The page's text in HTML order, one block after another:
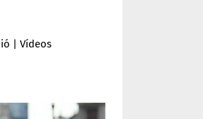
| Vídeos